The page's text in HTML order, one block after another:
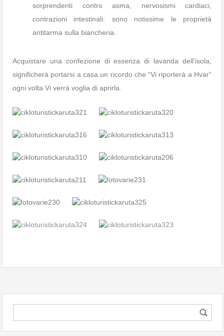
sorprendenti contro asma, nervosismi cardiaci,
contrazioni intestinali: sono notissime le proprietà
antitarma sulla biancheria.
Acquistare una confezione di essenza di lavanda dell’isola,
significherà portarsi a casa un ricordo che “Vi riporterà a Hvar”
ogni volta Vi verrà voglia di aprirla.